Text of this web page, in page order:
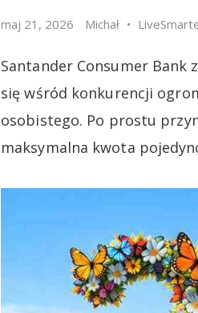
maj 21, 2026 Michał
Santander Consumer
się wśród konkurencji
osobistego. Po prostu
maksymalna kwota